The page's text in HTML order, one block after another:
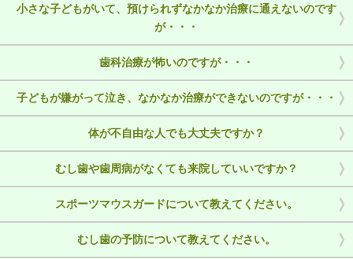
小さな子どもがいて、預けられずなかなか治療に通えないのです
が・・・
歯科治療が怖いのですが・・・
子どもが嫌がって泣き、なかなか治療ができないのですが・・・
体が不自由な人でも大丈夫ですか？
むし歯や歯周病がなくても来院していいですか？
スポーツマウスガードについて教えてください。
むし歯の予防について教えてください。